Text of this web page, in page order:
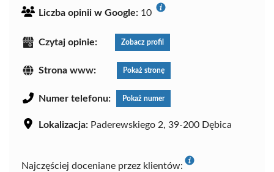
Liczba opinii w Google: 10
Czytaj opinie: Zobacz profil
Strona www: Pokaż stronę
Numer telefonu: Pokaż numer
Lokalizacja: Paderewskiego 2, 39-200 Dębica
Najczęściej doceniane przez klientów: